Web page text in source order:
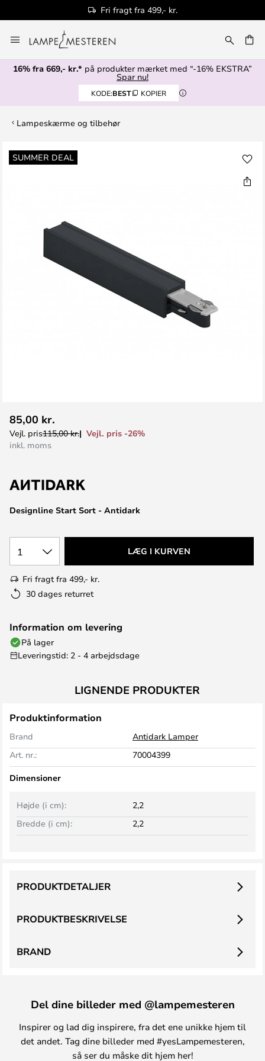
Fri fragt fra 499,- kr.
to
Content
16% fra 669,- kr.* på produkter mærket med “-16% EKSTRA”
Spar nu!
KODE:BEST KOPIER
Lampeskærme og tilbehør
SUMMER DEAL
Gå
til
til
starten
Designline Start Sort - Antidark
85,00 kr.
Vejl. pris115,00 kr.
Vejl. pris -26%
inkl. moms
1 LÆG I KURVEN
Fri fragt fra 499,- kr.
30 dages returret
Information om levering
På lager
Leveringstid: 2 - 4 arbejdsdage
LIGNENDE PRODUKTER
Produktinformation
Brand
Antidark Lamper
Art. nr.:
70004399
Dimensioner
Bredde (i cm): 2,2
Højde (i cm): 2,2
PRODUKTBESKRIVELSE
PRODUKTDETALJER
BRAND
Del dine billeder med @lampemesteren
Inspirer og lad dig inspirere, fra det ene unikke hjem til
det andet. Tag dine billeder med #yesLampemesteren,
så ser du måske dit hjem her!